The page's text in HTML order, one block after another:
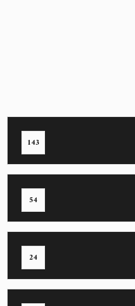
143
54
24